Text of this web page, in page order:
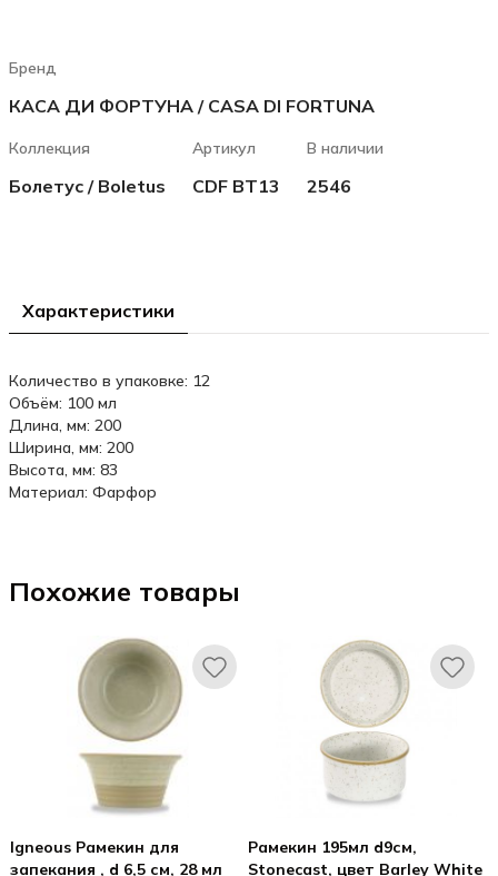
Бренд
КАСА ДИ ФОРТУНА / CASA DI FORTUNA
Коллекция
Болетус / Boletus
Артикул
CDF BT13
В наличии
2546
Характеристики
Количество в упаковке: 12
Объём: 100 мл
Длина, мм: 200
Ширина, мм: 200
Высота, мм: 83
Материал: Фарфор
Похожие товары
Igneous Рамекин для
запекания , d 6,5 см, 28 мл
Рамекин 195мл d9см,
Stonecast, цвет Barley White